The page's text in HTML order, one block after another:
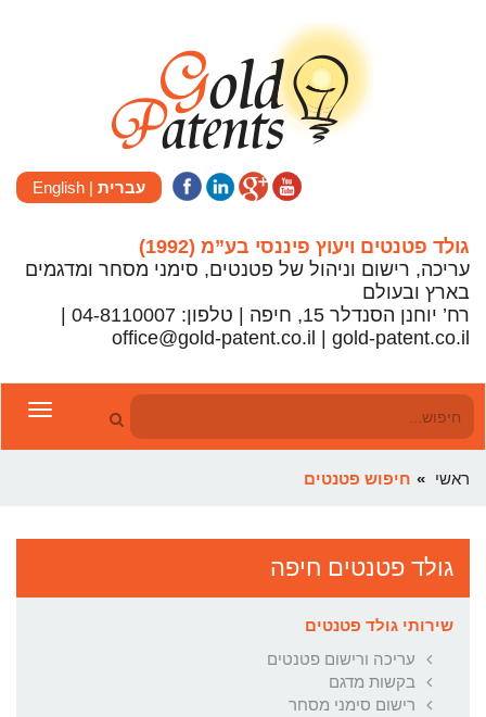
עברית |
English
גולד פטנטים ויעוץ פיננסי בע”מ (1992)
עריכה, רישום וניהול של פטנטים, סימני מסחר ומדגמים
בארץ ובעולם
office@gold-patent.co.il | gold-patent.co.il
ראשי חיפוש פטנטים
גולד פטנטים חיפה
שירותי גולד פטנטים
עריכה ורישום פטנטים
בקשות מדגם
רישום סימני מסחר